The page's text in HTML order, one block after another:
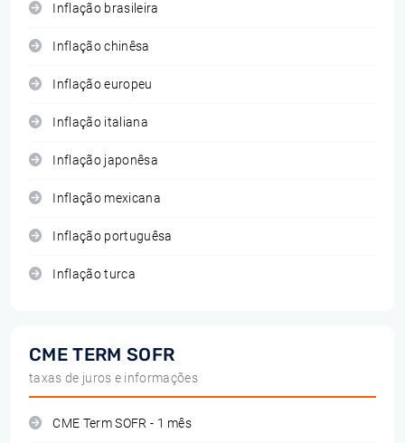
Inflação brasileira
Inflação chinêsa
Inflação europeu
Inflação italiana
Inflação japonêsa
Inflação mexicana
Inflação portuguêsa
Inflação turca
CME TERM SOFR
taxas de juros e informações
CME Term SOFR - 1 mês